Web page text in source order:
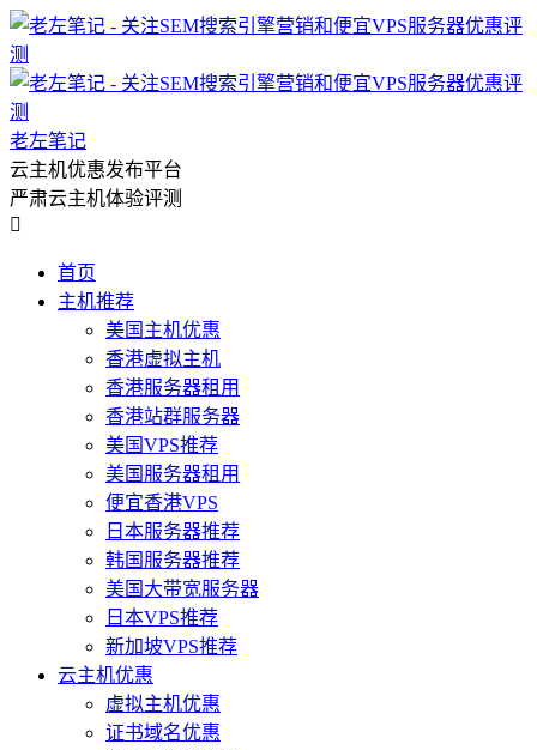
老左笔记
云主机优惠发布平台
严肃云主机体验评测

首页
主机推荐
美国主机优惠
香港虚拟主机
香港服务器租用
香港站群服务器
美国VPS推荐
美国服务器租用
便宜香港VPS
日本服务器推荐
韩国服务器推荐
美国大带宽服务器
日本VPS推荐
新加坡VPS推荐
云主机优惠
虚拟主机优惠
证书域名优惠